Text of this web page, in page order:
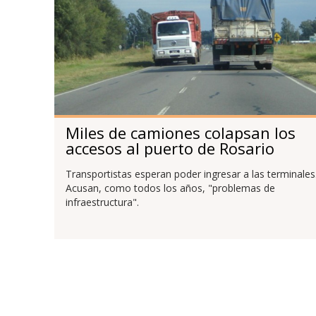
Miles de camiones colapsan los
accesos al puerto de Rosario
Transportistas esperan poder ingresar a las
Acusan, como todos los años, "problemas de
infraestructura".